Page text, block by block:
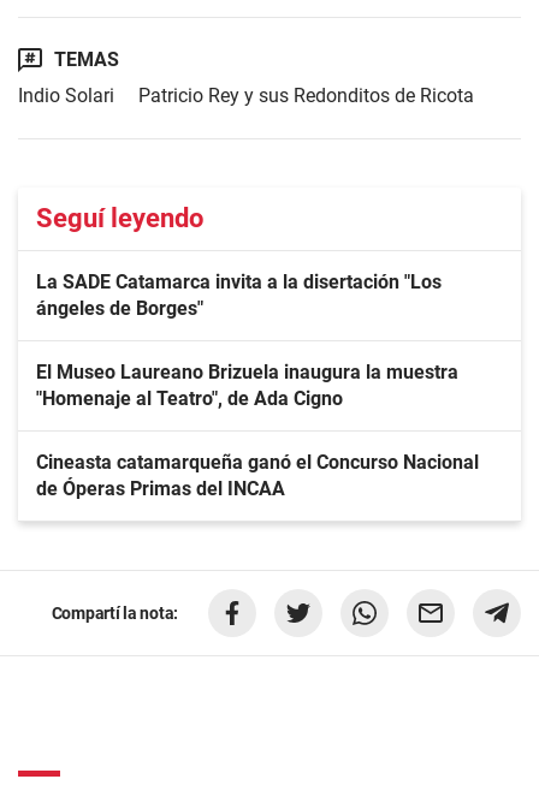
TEMAS
Indio Solari
Patricio Rey y sus Redonditos de Ricota
Seguí leyendo
La SADE Catamarca invita a la disertación "Los
ángeles de Borges"
El Museo Laureano Brizuela inaugura la muestra
"Homenaje al Teatro", de Ada Cigno
Cineasta catamarqueña ganó el Concurso Nacional
de Óperas Primas del INCAA
Compartí la nota: